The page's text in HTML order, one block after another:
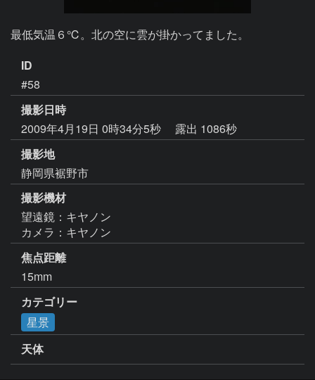
最低気温６℃。北の空に雲が掛かってました。
ID
#58
撮影日時
2009年4月19日 0時34分5秒
露出 1086秒
撮影地
静岡県裾野市
撮影機材
望遠鏡：キヤノン
カメラ：キヤノン
焦点距離
15mm
カテゴリー
星景
天体